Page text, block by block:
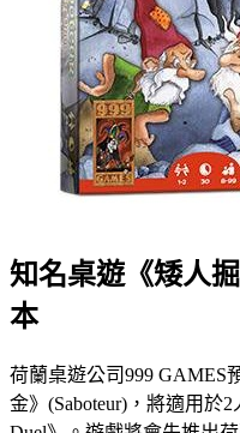
知名桌遊《矮人
本
荷蘭桌遊公司999 GAMES
金》(Saboteur)，將適用於